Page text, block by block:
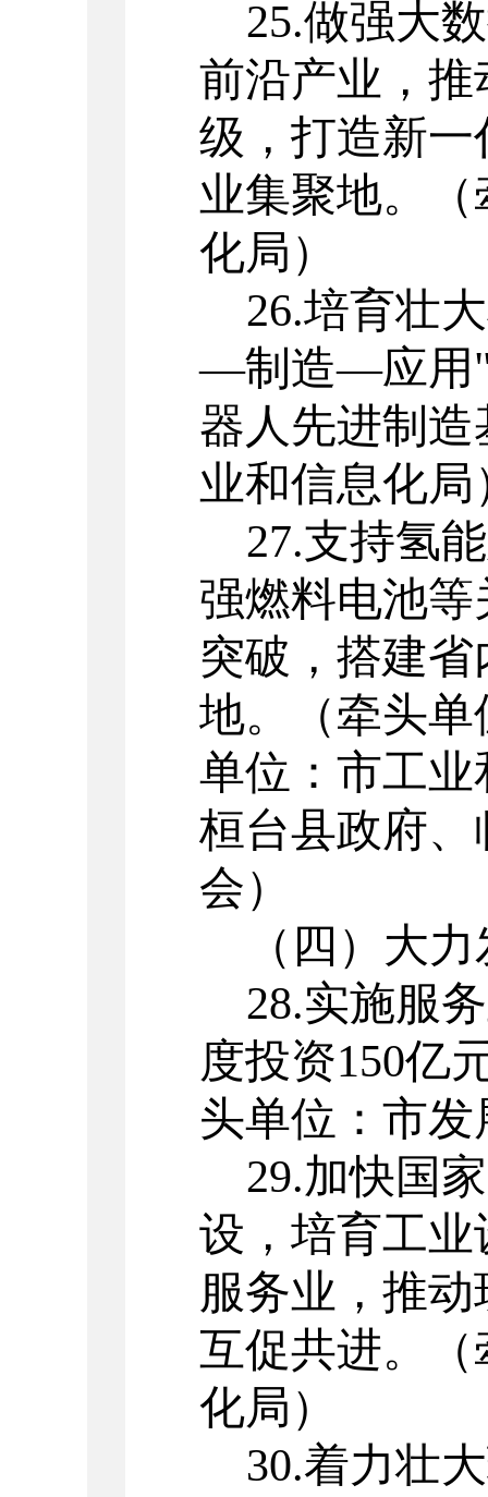
25.做强大
前沿产业，
级，打造新
业集聚地。
化局）
26.培育壮
—制造—应用
器人先进制造
业和信息化局
27.支持氢
强燃料电池
突破，搭建
地。
（牵头
单位：市工
桓台县政府
会）
（四） 大力
28.实施服
度投资150亿
头单位：市
29.加快国
设，培育工
服务业，推
互促共进。
化局）
30.着力壮